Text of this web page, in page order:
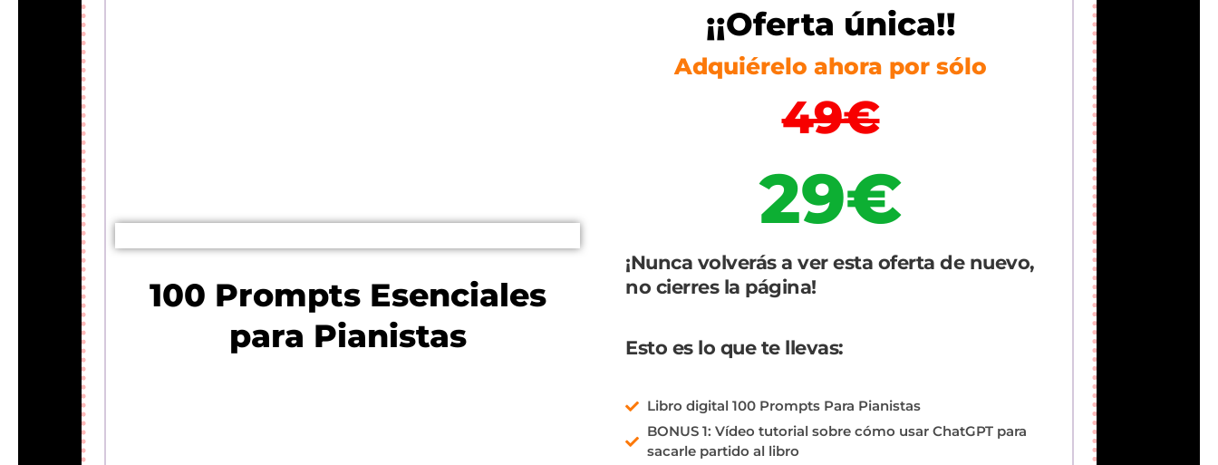
100 Prompts Esenciales
para Pianistas
¡¡Oferta única!!
Adquiérelo ahora por sólo
49€
29€
¡Nunca volverás a ver esta oferta de nuevo,
no cierres la página!
Esto es lo que te llevas:
Libro digital 100 Prompts Para Pianistas
BONUS 1: Vídeo tutorial sobre cómo usar ChatGPT para
sacarle partido al libro